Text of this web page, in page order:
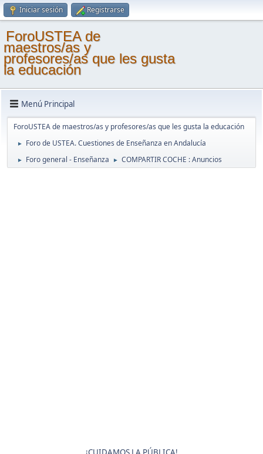
Iniciar sesión Registrarse
ForoUSTEA de
maestros/as y
profesores/as que les gusta
la educación
Menú Principal
ForoUSTEA de maestros/as y profesores/as que les gusta la educación
► Foro de USTEA. Cuestiones de Enseñanza en Andalucía
► Foro general - Enseñanza ► COMPARTIR COCHE : Anuncios